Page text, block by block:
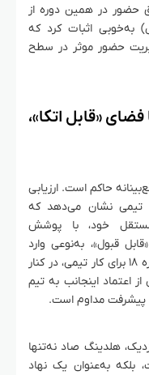
حضور در همین دوره از
به‌خوبی اثبات کرد که
حضور موثر در سطح
فضای «قابل اتکا»،
حاکم است. ارزیابی
تیمی نشان می‌دهد که
خود، با پوشش
قبول»، به‌نوعی وارد
فضای «قابل اتکا» شده است. تأکید بر نمره ۱۸ برای کار تیمی، در کنار
از اعتماد اینجانب به تیم
پیشرفت مداوم است.
هلدینگ صاد نه‌تنها
بلکه به‌عنوان یک نهاد